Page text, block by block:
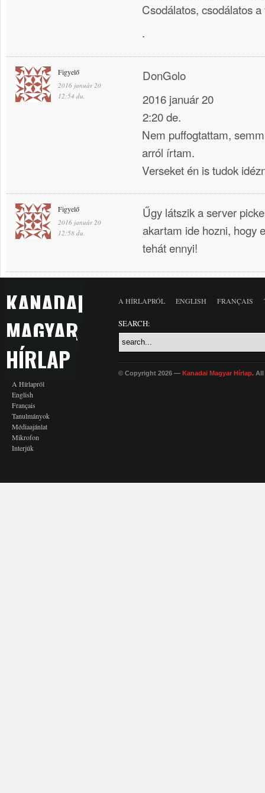
Csodálatos, csodálatos a
.
Figyelő
2016 január 20
12:54 du.
DonGolo
2016 január 20
2:20 de.
Nem puffogtattam,
arról írtam.
Verseket én is tudok
Figyelő
2016 január 20
12:58 du.
Űgy látszik a server
akartam ide hozni, hogy
tehát ennyi!
KANADAI
MAGYAR
HÍRLAP
A Hírlapról
English
Français
Tanulmányok
Médiaajánlat
Mikrofon
Interjúk
A HÍRLAPRÓL ENGLISH FRANÇAIS
SEARCH:
© Copyright 2026 — Kanadai Magyar Hírlap. All